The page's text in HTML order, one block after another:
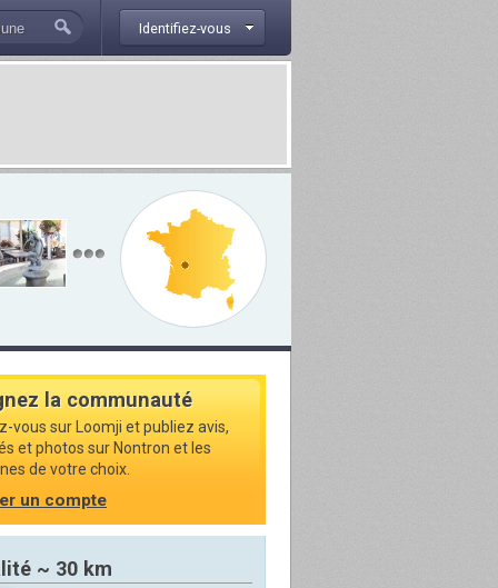
Identifiez-vous
la communauté
vous sur Loomji et publiez avis,
et photos sur Nontron et les
de votre choix.
un compte
~ 30 km